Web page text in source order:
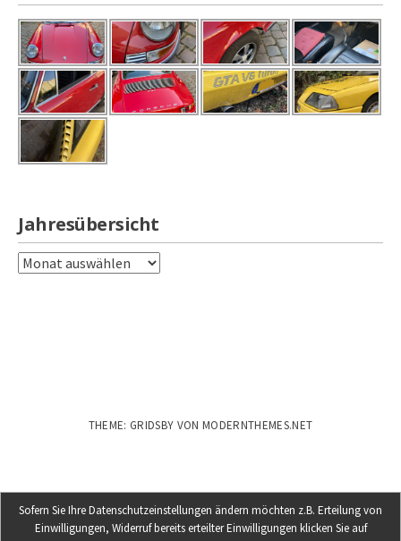
Jahresübersicht
Jahresübersicht
THEME: GRIDSBY VON MODERNTHEMES.NET
Sofern Sie Ihre Datenschutzeinstellungen ändern möchten z.B. Erteilung von
Einwilligungen, Widerruf bereits erteilter Einwilligungen klicken Sie auf